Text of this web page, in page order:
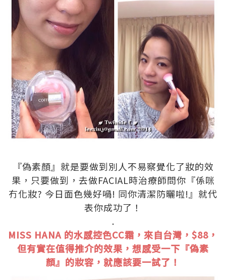
『偽素顏』就是要做到別人不易察覺化了妝的效
果，只要做到，去做FACIAL時治療師問你『係咪
冇化妝? 今日面色幾好喎! 同你清潔防曬啦!』就代
表你成功了！
.
MISS HANA 的水感控色CC霜，來自台灣，$88，
但有實在值得推介的效果，想感受一下『偽素
顏』的妝容，就應該要一試了！